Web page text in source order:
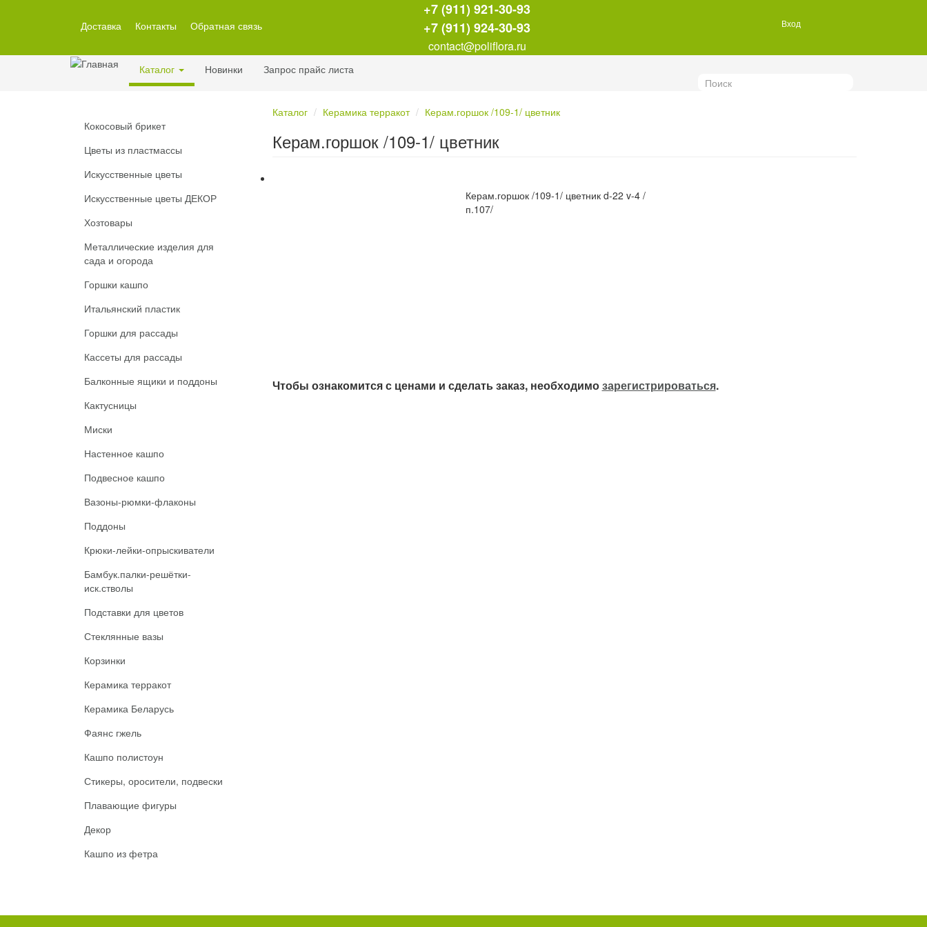
Доставка Контакты Обратная связь
+7 (911) 921-30-93
+7 (911) 924-30-93
contact@poliflora.ru
Вход
Каталог Новинки Запрос прайс листа
Кокосовый брикет
Цветы из пластмассы
Искусственные цветы
Искусственные цветы ДЕКОР
Хозтовары
Металлические изделия для
сада и огорода
Горшки кашпо
Итальянский пластик
Горшки для рассады
Кассеты для рассады
Балконные ящики и поддоны
Кактусницы
Миски
Настенное кашпо
Подвесное кашпо
Вазоны-рюмки-флаконы
Поддоны
Крюки-лейки-опрыскиватели
Бамбук.палки-решётки-
иск.стволы
Подставки для цветов
Стеклянные вазы
Корзинки
Керамика терракот
Керамика Беларусь
Фаянс гжель
Кашпо полистоун
Стикеры, оросители, подвески
Плавающие фигуры
Декор
Кашпо из фетра
Каталог Керамика терракот Керам.горшок /109-1/ цветник
Керам.горшок /109-1/ цветник
Керам.горшок /109-1/ цветник d-22 v-4 /
п.107/
Чтобы ознакомится с ценами и сделать заказ, необходимозарегистрироваться.